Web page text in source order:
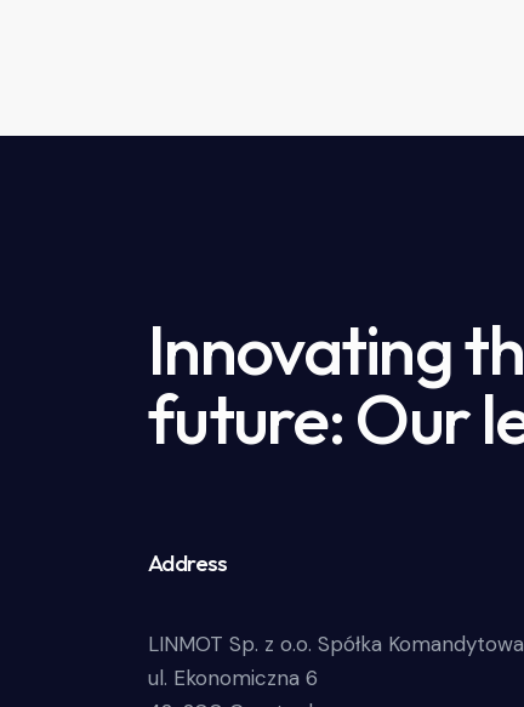
Innovating
future: Our
Address
LINMOT Sp. z o.o. Spółka Komandytowa
ul. Ekonomiczna 6